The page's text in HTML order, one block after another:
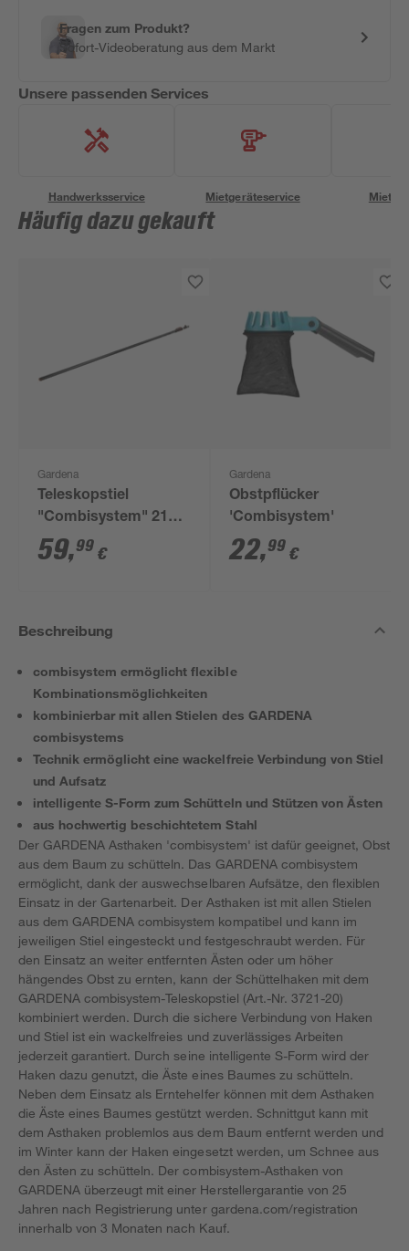
Fragen zum Produkt?
Sofort-Videoberatung aus dem Markt
Unsere passenden Services
Handwerksservice Mietgeräteservice
Häufig dazu gekauft
Gardena
Teleskopstiel
"Combisystem" 210 -
390 cm
59,99 €
Gardena
Obstpflücker
'Combisystem'
22,99 €
Beschreibung
combisystem ermöglicht flexible
Kombinationsmöglichkeiten
kombinierbar mit allen Stielen des GARDENA
combisystems
Technik ermöglicht eine wackelfreie Verbindung von Stiel
und Aufsatz
intelligente S-Form zum Schütteln und Stützen von Ästen
aus hochwertig beschichtetem Stahl
Der GARDENA Asthaken 'combisystem' ist dafür geeignet, Obst
aus dem Baum zu schütteln. Das GARDENA combisystem
ermöglicht, dank der auswechselbaren Aufsätze, den flexiblen
Einsatz in der Gartenarbeit. Der Asthaken ist mit allen Stielen
aus dem GARDENA combisystem kompatibel und kann im
jeweiligen Stiel eingesteckt und festgeschraubt werden. Für
den Einsatz an weiter entfernten Ästen oder um höher
hängendes Obst zu ernten, kann der Schüttelhaken mit dem
GARDENA combisystem-Teleskopstiel (Art.-Nr. 3721-20)
kombiniert werden. Durch die sichere Verbindung von Haken
und Stiel ist ein wackelfreies und zuverlässiges Arbeiten
jederzeit garantiert. Durch seine intelligente S-Form wird der
Haken dazu genutzt, die Äste eines Baumes zu schütteln.
Neben dem Einsatz als Erntehelfer können mit dem Asthaken
die Äste eines Baumes gestützt werden. Schnittgut kann mit
dem Asthaken problemlos aus dem Baum entfernt werden und
im Winter kann der Haken eingesetzt werden, um Schnee aus
den Ästen zu schütteln. Der combisystem-Asthaken von
GARDENA überzeugt mit einer Herstellergarantie von 25
Jahren nach Registrierung unter gardena.com/registration
innerhalb von 3 Monaten nach Kauf.